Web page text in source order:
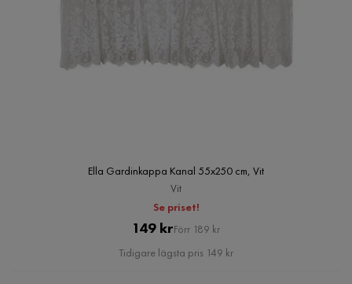
Ella Gardinkappa Kanal 55x250 cm, Vit
Vit
Se priset!
Pris
149 krOriginal
Pris
Förr 189 kr
Tidigare lägsta pris 149 kr